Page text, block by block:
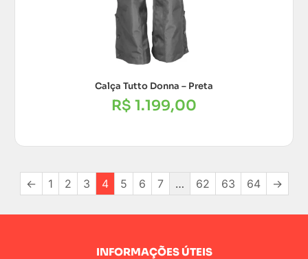
Calça Tutto Donna – Preta
R$ 1.199,00
← 1 2 3 4 5 6 7 … 62 63 64 →
INFORMAÇÕES ÚTEIS